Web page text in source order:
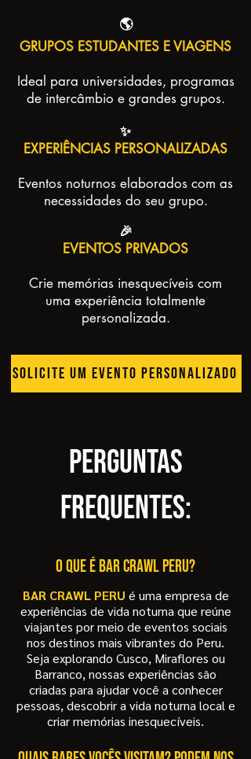
🌎
GRUPOS ESTUDANTES E VIAGENS
Ideal para universidades, programas
de intercâmbio e grandes grupos.
✨
EXPERIÊNCIAS PERSONALIZADAS
Eventos noturnos elaborados com as
necessidades do seu grupo.
🎉
EVENTOS PRIVADOS
Crie memórias inesquecíveis com
uma experiência totalmente
personalizada.
SOLICITE UM EVENTO PERSONALIZADO
perguntas
frequentes:
O que é Bar Crawl PERU?
BAR CRAWL PERU é uma empresa de
experiências de vida noturna que reúne
viajantes por meio de eventos sociais
nos destinos mais vibrantes do Peru.
Seja explorando Cusco, Miraflores ou
Barranco, nossas experiências são
criadas para ajudar você a conhecer
pessoas, descobrir a vida noturna local e
criar memórias inesquecíveis.